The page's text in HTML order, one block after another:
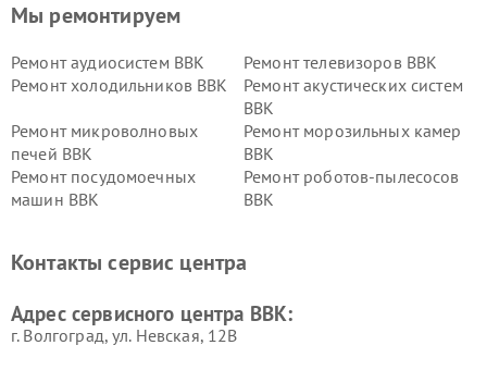
Мы ремонтируем
Ремонт аудиосистем BBK
Ремонт телевизоров BBK
Ремонт холодильников BBK
Ремонт акустических систем
BBK
Ремонт микроволновых
печей BBK
Ремонт морозильных камер
BBK
Ремонт посудомоечных
машин BBK
Ремонт роботов-пылесосов
BBK
Ремонт винных шкафов BBK
Контакты сервис центра
Адрес сервисного центра BBK:
г. Волгоград, ул. Невская, 12В